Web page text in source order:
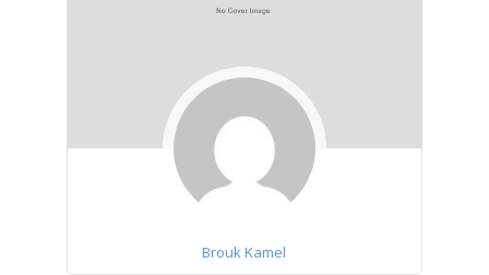
Brouk Kamel